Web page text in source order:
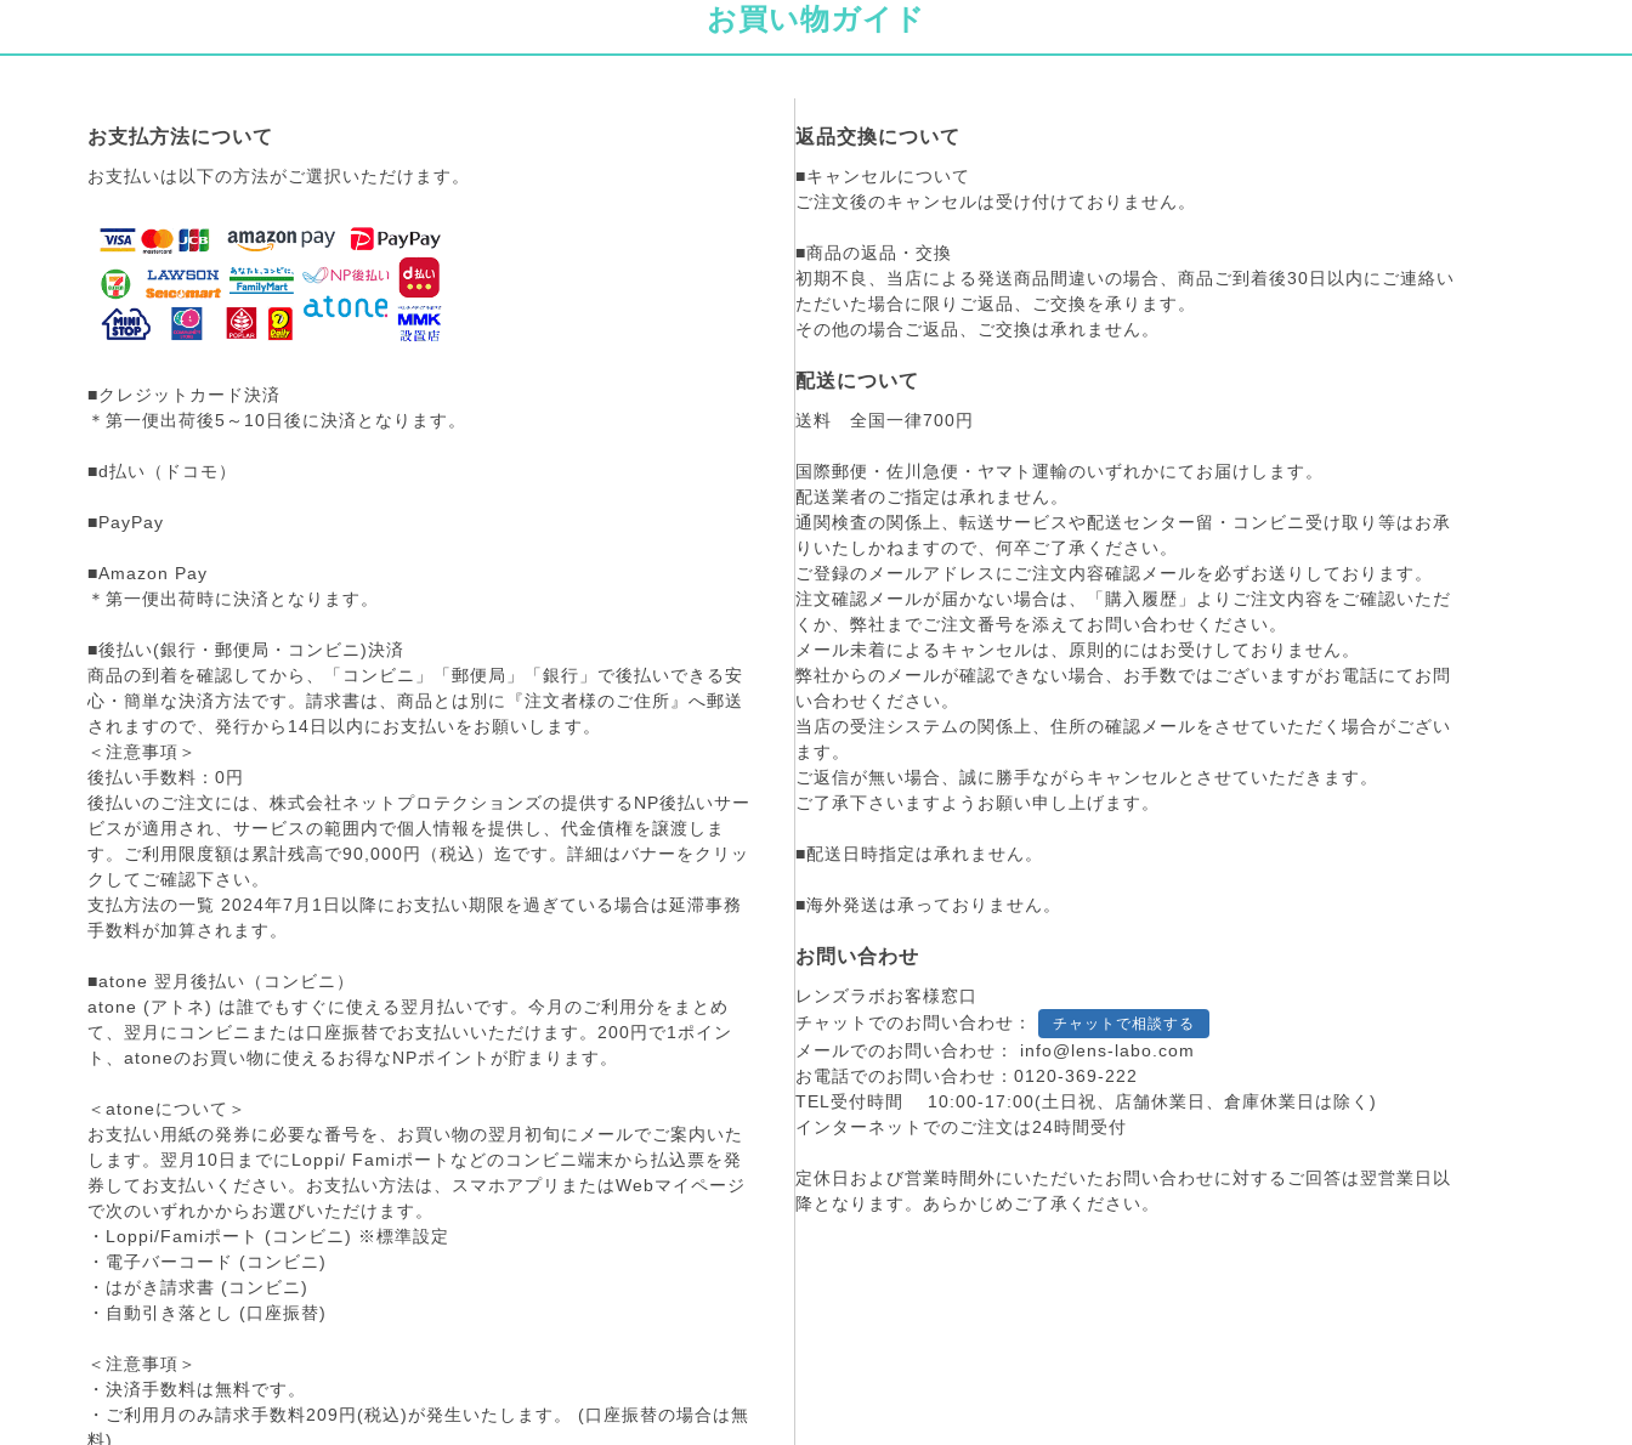
お買い物ガイド
お支払方法について
お支払いは以下の方法がご選択いただけます。
■クレジットカード決済
＊第一便出荷後5～10日後に決済となります。
■d払い（ドコモ）
■PayPay
■Amazon Pay
＊第一便出荷時に決済となります。
■後払い(銀行・郵便局・コンビニ)決済
商品の到着を確認してから、「コンビニ」「郵便局」「銀行」で後払いできる安
心・簡単な決済方法です。請求書は、商品とは別に『注文者様のご住所』へ郵送
されますので、発行から14日以内にお支払いをお願いします。
＜注意事項＞
後払い手数料：0円
後払いのご注文には、株式会社ネットプロテクションズの提供するNP後払いサー
ビスが適用され、サービスの範囲内で個人情報を提供し、代金債権を譲渡しま
す。ご利用限度額は累計残高で90,000円（税込）迄です。詳細はバナーをクリッ
クしてご確認下さい。
支払方法の一覧 2024年7月1日以降にお支払い期限を過ぎている場合は延滞事務
手数料が加算されます。
■atone 翌月後払い（コンビニ）
atone (アトネ) は誰でもすぐに使える翌月払いです。今月のご利用分をまとめ
て、翌月にコンビニまたは口座振替でお支払いいただけます。200円で1ポイン
ト、atoneのお買い物に使えるお得なNPポイントが貯まります。
＜atoneについて＞
お支払い用紙の発券に必要な番号を、お買い物の翌月初旬にメールでご案内いた
します。翌月10日までにLoppi/ Famiポートなどのコンビニ端末から払込票を発
券してお支払いください。お支払い方法は、スマホアプリまたはWebマイページ
で次のいずれかからお選びいただけます。
・Loppi/Famiポート (コンビニ) ※標準設定
・電子バーコード (コンビニ)
・はがき請求書 (コンビニ)
・自動引き落とし (口座振替)
＜注意事項＞
・決済手数料は無料です。
・ご利用月のみ請求手数料209円(税込)が発生いたします。 (口座振替の場合は無
料)
返品交換について
■キャンセルについて
ご注文後のキャンセルは受け付けておりません。
■商品の返品・交換
初期不良、当店による発送商品間違いの場合、商品ご到着後30日以内にご連絡い
ただいた場合に限りご返品、ご交換を承ります。
その他の場合ご返品、ご交換は承れません。
配送について
送料 全国一律700円
国際郵便・佐川急便・ヤマト運輸のいずれかにてお届けします。
配送業者のご指定は承れません。
通関検査の関係上、転送サービスや配送センター留・コンビニ受け取り等はお承
りいたしかねますので、何卒ご了承ください。
ご登録のメールアドレスにご注文内容確認メールを必ずお送りしております。
注文確認メールが届かない場合は、「購入履歴」よりご注文内容をご確認いただ
くか、弊社までご注文番号を添えてお問い合わせください。
メール未着によるキャンセルは、原則的にはお受けしておりません。
弊社からのメールが確認できない場合、お手数ではございますがお電話にてお問
い合わせください。
当店の受注システムの関係上、住所の確認メールをさせていただく場合がござい
ます。
ご返信が無い場合、誠に勝手ながらキャンセルとさせていただきます。
ご了承下さいますようお願い申し上げます。
■配送日時指定は承れません。
■海外発送は承っておりません。
お問い合わせ
レンズラボお客様窓口
チャットでのお問い合わせ：
チャットで相談する
メールでのお問い合わせ： info@lens-labo.com
お電話でのお問い合わせ： 0120-369-222
TEL受付時間 10:00-17:00(土日祝、店舗休業日、倉庫休業日は除く)
インターネットでのご注文は24時間受付
定休日および営業時間外にいただいたお問い合わせに対するご回答は翌営業日以
降となります。あらかじめご了承ください。